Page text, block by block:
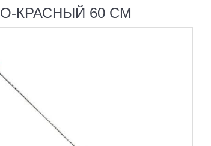
КРАСНЫЙ 60 СМ